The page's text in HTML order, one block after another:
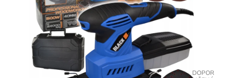
hvězdiček.